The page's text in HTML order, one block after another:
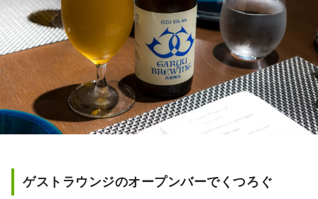
ゲストラウンジのオープンバーでくつろぐ